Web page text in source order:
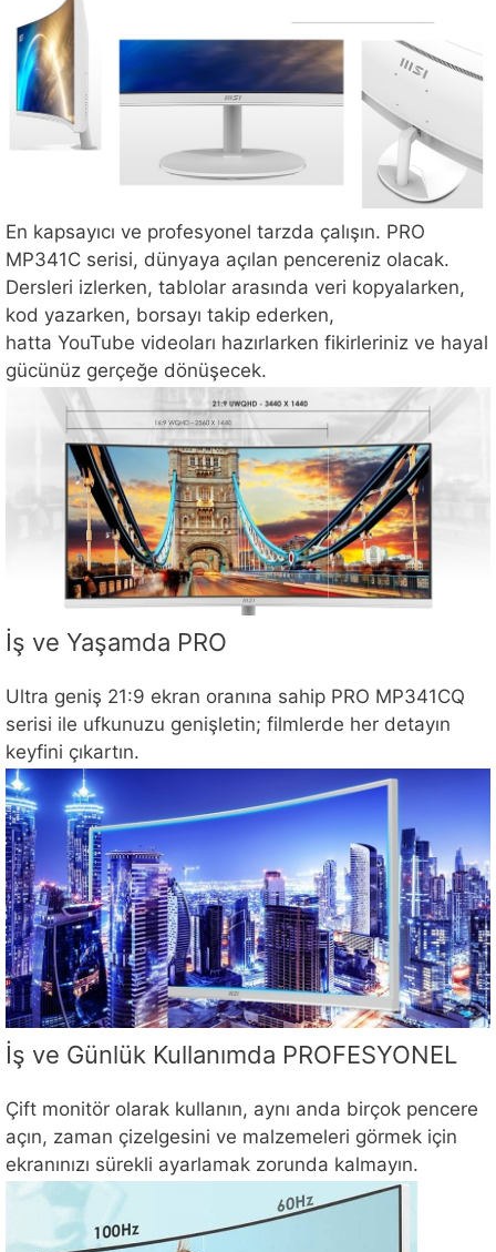
En kapsayıcı ve profesyonel tarzda çalışın. PRO
MP341C serisi, dünyaya açılan pencereniz olacak.
Dersleri izlerken, tablolar arasında veri kopyalarken,
kod yazarken, borsayı takip ederken,
hatta YouTube videoları hazırlarken fikirleriniz ve hayal
gücünüz gerçeğe dönüşecek.
İş ve Yaşamda PRO
Ultra geniş 21:9 ekran oranına sahip PRO MP341CQ
serisi ile ufkunuzu genişletin; filmlerde her detayın
keyfini çıkartın.
İş ve Günlük Kullanımda PROFESYONEL
Çift monitör olarak kullanın, aynı anda birçok pencere
açın, zaman çizelgesini ve malzemeleri görmek için
ekranınızı sürekli ayarlamak zorunda kalmayın.